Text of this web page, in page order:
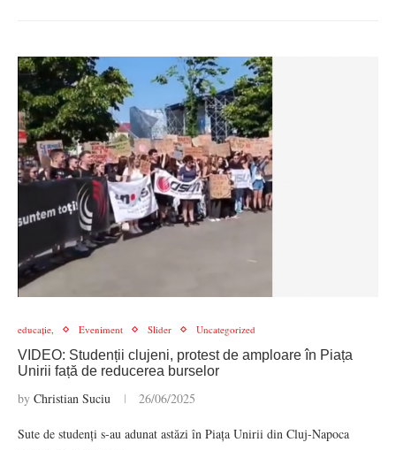
educație, Eveniment Slider Uncategorized
VIDEO: Studenții clujeni, protest de amploare în Piața
Unirii față de reducerea burselor
by Christian Suciu 26/06/2025
Sute de studenți s-au adunat astăzi în Piața Unirii din Cluj-Napoca